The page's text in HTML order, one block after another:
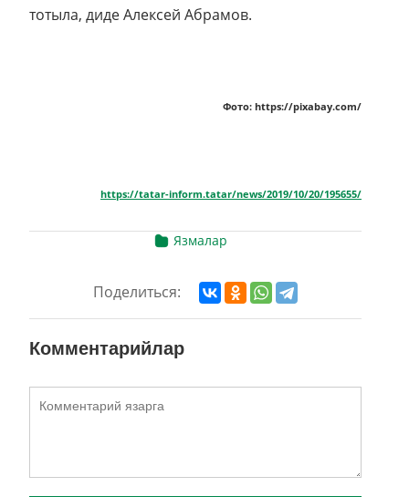
тотыла, диде Алексей Абрамов.
Фото: https://pixabay.com/
https://tatar-inform.tatar/news/2019/10/20/195655/
Язмалар
Поделиться:
Комментарийлар